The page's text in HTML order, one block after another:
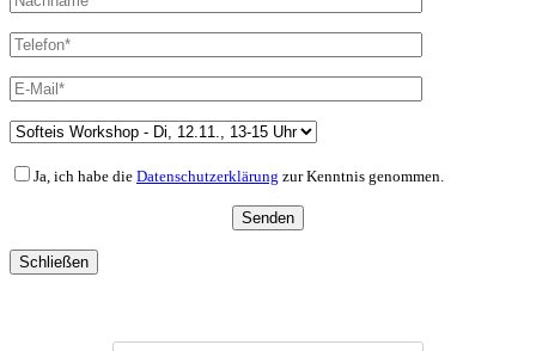
Ja, ich habe die Datenschutzerklärung zur Kenntnis genommen.
Schließen